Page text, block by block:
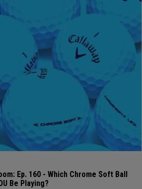
Ep. 160 - Which Chrome Soft Ball
Be Playing?